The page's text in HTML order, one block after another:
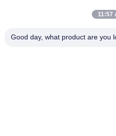
Χωριό Anxi, πόλη
86-28-
11:57
Good day, what product are you